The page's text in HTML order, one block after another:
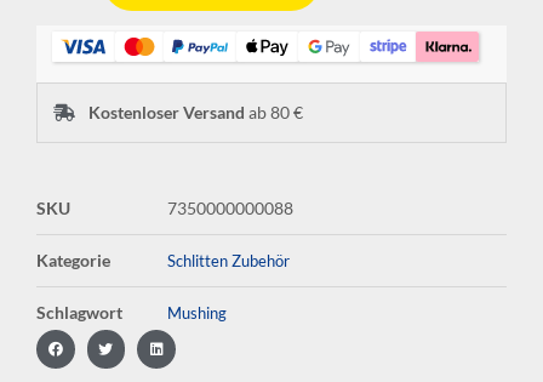
Kostenloser Versand ab 80 €
SKU 7350000000088
Kategorie Schlitten Zubehör
Schlagwort Mushing